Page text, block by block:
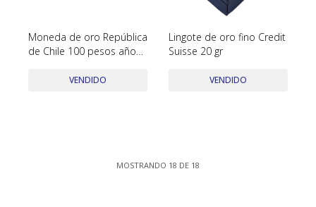
Moneda de oro República
de Chile 100 pesos año
VENDIDO
Lingote de oro fino Credit
Suisse 20 gr
VENDIDO
MOSTRANDO 18 DE 18